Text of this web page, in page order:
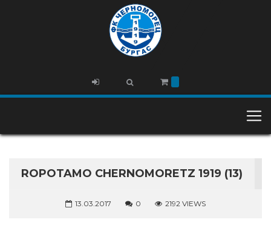
ROPOTAMO CHERNOMORETZ 1919 (13)
13.03.2017 0 2192 VIEWS